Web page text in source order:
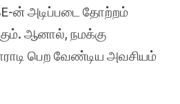
ன் அடிப்படை தோற்றம்
ஆனால், நமக்கு
பெற வேண்டிய அவசியம்